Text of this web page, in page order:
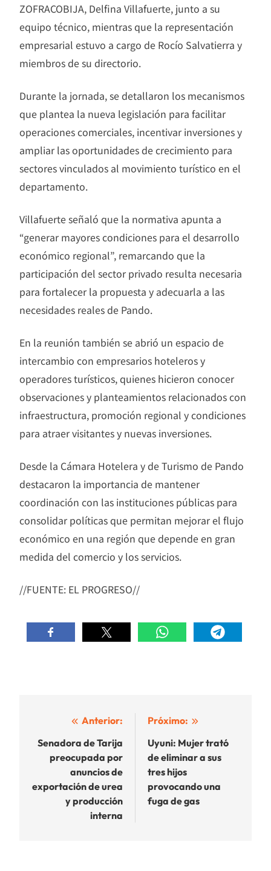
ZOFRACOBIJA, Delfina Villafuerte, junto a su
equipo técnico, mientras que la representación
empresarial estuvo a cargo de Rocío Salvatierra y
miembros de su directorio.
Durante la jornada, se detallaron los mecanismos
que plantea la nueva legislación para facilitar
operaciones comerciales, incentivar inversiones y
ampliar las oportunidades de crecimiento para
sectores vinculados al movimiento turístico en el
departamento.
Villafuerte señaló que la normativa apunta a
“generar mayores condiciones para el desarrollo
económico regional”, remarcando que la
participación del sector privado resulta necesaria
para fortalecer la propuesta y adecuarla a las
necesidades reales de Pando.
En la reunión también se abrió un espacio de
intercambio con empresarios hoteleros y
operadores turísticos, quienes hicieron conocer
observaciones y planteamientos relacionados con
infraestructura, promoción regional y condiciones
para atraer visitantes y nuevas inversiones.
Desde la Cámara Hotelera y de Turismo de Pando
destacaron la importancia de mantener
coordinación con las instituciones públicas para
consolidar políticas que permitan mejorar el flujo
económico en una región que depende en gran
medida del comercio y los servicios.
//FUENTE: EL PROGRESO//
Navegación
de
entradas
Anterior:
Senadora de Tarija
preocupada por
anuncios de
exportación de urea
y producción
interna
Próximo:
Uyuni: Mujer trató
de eliminar a sus
tres hijos
provocando una
fuga de gas